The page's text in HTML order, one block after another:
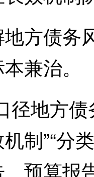
债务
兼治。
地方债
制”“
预算报